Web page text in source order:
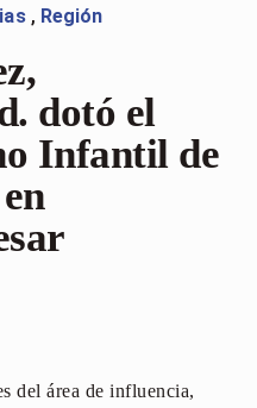
, Región
dotó el
Infantil de
del área de influencia,